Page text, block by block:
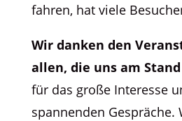
fahren, hat viele
Wir danken den
allen, die uns am
für das große Interesse
spannenden Gespräche.